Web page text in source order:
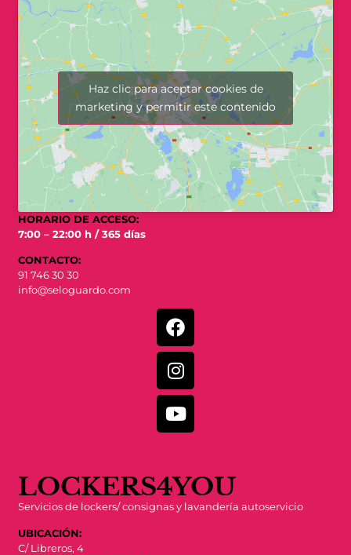
Haz clic para aceptar cookies de
marketing y permitir este contenido
HORARIO DE ACCESO:
7:00 – 22:00 h / 365 días
CONTACTO:
91 746 30 30
info@seloguardo.com
LOCKERS4YOU
Servicios de lockers/ consignas y lavandería autoservicio
UBICACIÓN:
C/ Libreros, 4